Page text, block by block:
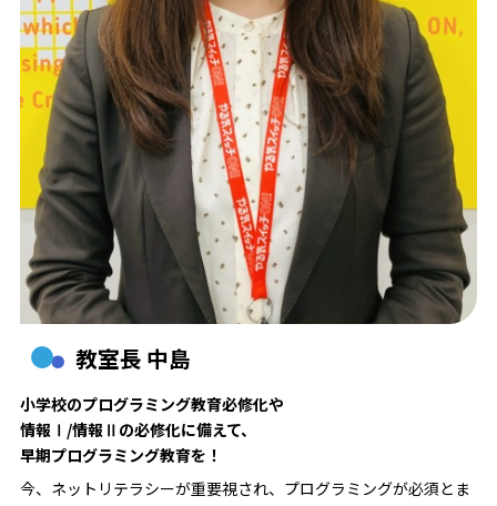
教室長 中島
小学校のプログラミング教育必修化や
情報Ⅰ/情報Ⅱの必修化に備えて、
早期プログラミング教育を！
今、ネットリテラシーが重要視され、プログラミングが必須とま